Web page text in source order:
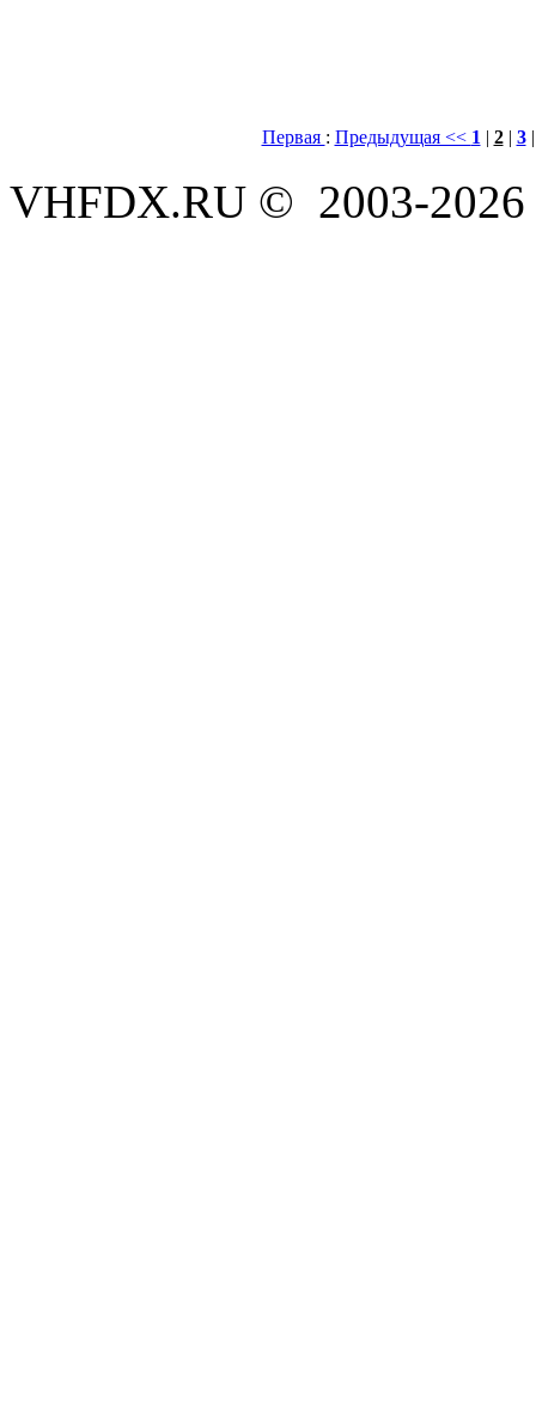
Первая : Предыдущая << 1 | 2| 3
VHFDX.RU © 2003-2026